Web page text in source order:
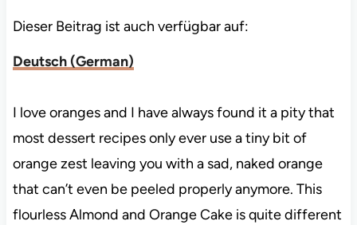
Dieser Beitrag ist auch verfügbar auf:
Deutsch(German)
I love oranges and I have always found it a pity that
most dessert recipes only ever use a tiny bit of
orange zest leaving you with a sad, naked orange
that can’t even be peeled properly anymore. This
flourless Almond and Orange Cake is quite different